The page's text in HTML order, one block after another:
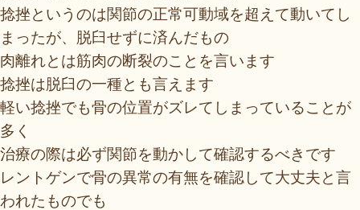
捻挫というのは関節の正常可動域を超えて動いてし
まったが、脱臼せずに済んだもの
肉離れとは筋肉の断裂のことを言います
捻挫は脱臼の一種とも言えます
軽い捻挫でも骨の位置がズレてしまっていることが
多く
治療の際は必ず関節を動かして確認するべきです
レントゲンで骨の異常の有無を確認して大丈夫と言
われたものでも